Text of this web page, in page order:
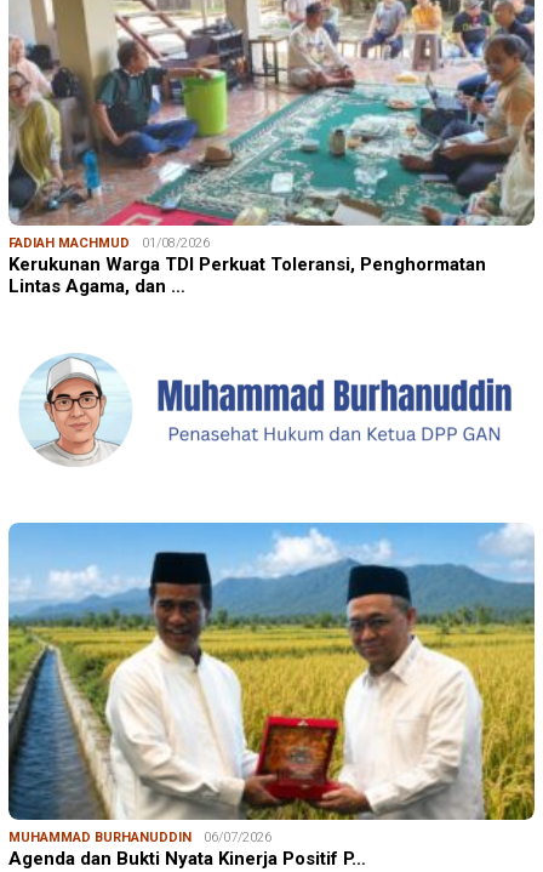
FADIAH MACHMUD 01/08/2026
Kerukunan Warga TDI Perkuat Toleransi, Penghormatan
Lintas Agama, dan …
MUHAMMAD BURHANUDDIN 06/07/2026
Agenda dan Bukti Nyata Kinerja Positif P…